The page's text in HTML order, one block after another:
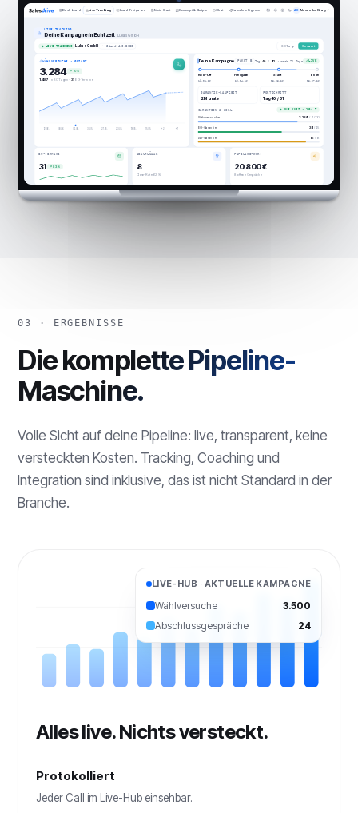
Dashboard Live Tracking Lead-Freigaben Mein Start Konzept & Skripte Chat Sales Intelligence AK Alexander Kiraly
LIVE TRACKING
Deine Kampagne in Echtzeit Lukas GmbH
● LIVE TRACKING Lukas GmbH 〜 Stand 4.6.2026 30 Tage Gesamt
WÄHLVERSUCHE · GESAMT
3.284 ↗ 10 %
1.487 in 30 Tagen · 31 EG-Termine
12.06. 27.05. +2 +7
Deine Kampagne PAKET B Tag40/ 61 · noch 21 Tage LIVE
Kick-Off
19.04.26
Freigabe
29.04.26
Start
03.05.26
Ende
03.07.26
GARANTIE-LAUFZEIT
2 Monate
FORTSCHRITT
Tag 40 / 61
GARANTIEN & SOLL ● AUF KURS · 104 %
Wählversuche 3.284 / 4.000
EG-Garantie 31/ 45
AG-Garantie 16 / 18
EG-TERMINE
31 ↗ 83 %
ABSCHLÜSSE
8
Close-Rate 62 %
PIPELINE-WERT
20.800 €
8 offene Gespräche
Forecast über die Kampagne 58.465 € Konfigurieren
03 · ERGEBNISSE
Die komplette Pipeline-
Maschine.
Volle Sicht auf deine Pipeline: live, transparent, keine
versteckten Kosten. Tracking, Coaching und
Integration sind inklusive, das ist nicht Standard in der
Branche.
LIVE-HUB · AKTUELLE KAMPAGNE
Wählversuche
3.500
Abschlussgespräche
24
Alles live. Nichts versteckt.
Protokolliert
Jeder Call im Live-Hub einsehbar.